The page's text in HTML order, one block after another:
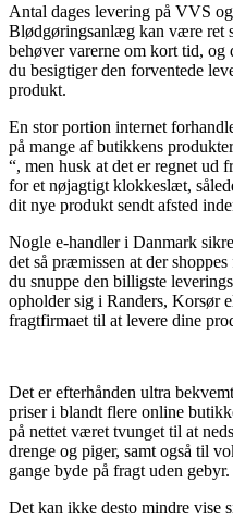
Antal dages levering på VVS
Blødgøringsanlæg kan være ret
behøver varerne om kort tid, og
du besigtiger den forventede
produkt.
En stor portion internet
på mange af butikkens
“, men husk at det er regnet ud
for et nøjagtigt klokkeslæt,
dit nye produkt sendt afsted
Nogle e-handler i Danmark
det så præmissen at der
du snuppe den billigste
opholder sig i Randers, Korsør
fragtfirmaet til at levere dine
Det er efterhånden ultra
priser i blandt flere online
på nettet været tvunget til at
drenge og piger, samt også til
gange byde på fragt uden gebyr.
Det kan ikke desto mindre vise